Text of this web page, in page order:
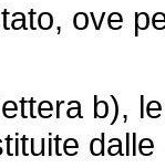
ove
b),